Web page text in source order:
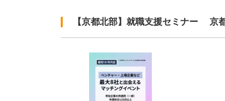
【京都北部】就職支援セミナー 京